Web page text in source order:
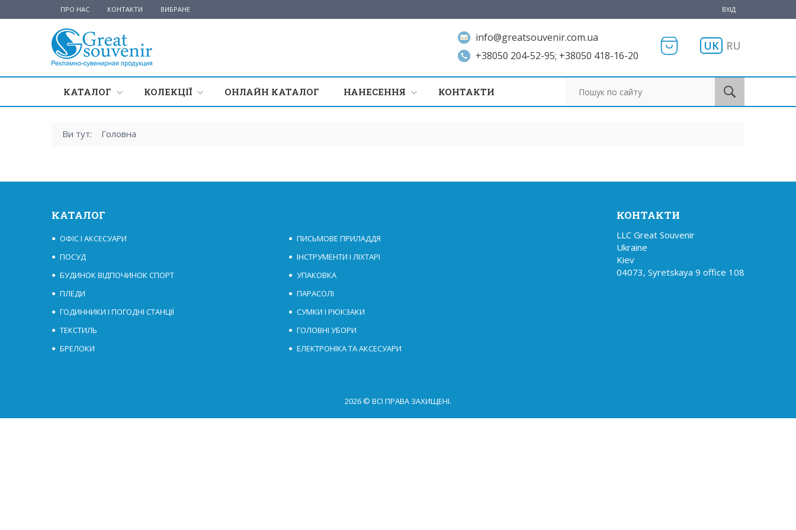
ПРО НАС КОНТАКТИ ВИБРАНЕ ВХІД
UK RU
info@greatsouvenir.com.ua
+38050 204-52-95; +38050 418-16-20
КАТАЛОГ КОЛЕКЦІЇ ОНЛАЙН КАТАЛОГ НАНЕСЕННЯ КОНТАКТИ
Ви тут: Головна
КАТАЛОГ
ОФІС І АКСЕСУАРИ
ПИСЬМОВЕ ПРИЛАДДЯ
ПОСУД
ІНСТРУМЕНТИ І ЛІХТАРІ
БУДИНОК ВІДПОЧИНОК СПОРТ
УПАКОВКА
ПЛЕДИ
ПАРАСОЛІ
ГОДИННИКИ І ПОГОДНІ СТАНЦІЇ
СУМКИ І РЮКЗАКИ
ТЕКСТИЛЬ
ГОЛОВНІ УБОРИ
БРЕЛОКИ
ЕЛЕКТРОНІКА ТА АКСЕСУАРИ
КОНТАКТИ
LLC Great Souvenir
Ukraine
Kiev
04073, Syretskaya 9 office 108
2026 © ВСІ ПРАВА ЗАХИЩЕНІ.